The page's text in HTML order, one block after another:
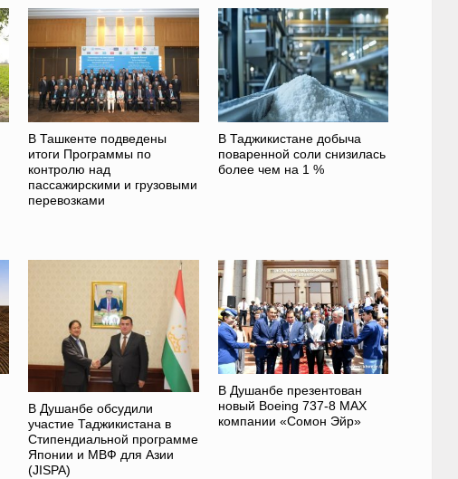
В Ташкенте подведены
итоги Программы по
контролю над
пассажирскими и грузовыми
перевозками
В Таджикистане добыча
поваренной соли снизилась
более чем на 1 %
В Душанбе обсудили
участие Таджикистана в
Стипендиальной программе
Японии и МВФ для Азии
(JISPA)
В Душанбе презентован
новый Boeing 737-8 MAX
компании «Сомон Эйр»